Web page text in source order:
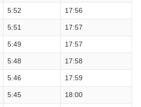
5:52 17:56
5:51 17:57
5:49 17:57
5:48 17:58
5:46 17:59
5:45 18:00